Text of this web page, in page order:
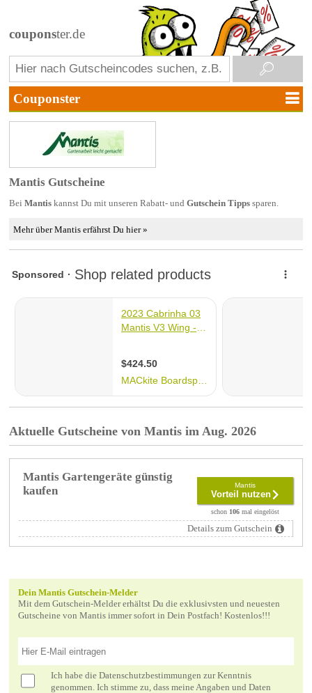
couponster.de
Mantis Gutscheine
Bei Mantiskannst Du mit unseren Rabatt- und Gutschein Tippssparen.
Mehr über Mantis erfährst Du hier »
Aktuelle Gutscheine von Mantis im Aug. 2026
Mantis Gartengeräte günstig
kaufen
Mantis
Vorteil nutzen
schon 106 mal eingelöst
Details zum Gutschein
Dein Mantis Gutschein-Melder
Mit dem Gutschein-Melder erhältst Du die exklusivsten und neuesten
Gutscheine von Mantis immer sofort in Dein Postfach! Kostenlos!!!
Ich habe die Datenschutzbestimmungen zur Kenntnis
genommen. Ich stimme zu, dass meine Angaben und Daten